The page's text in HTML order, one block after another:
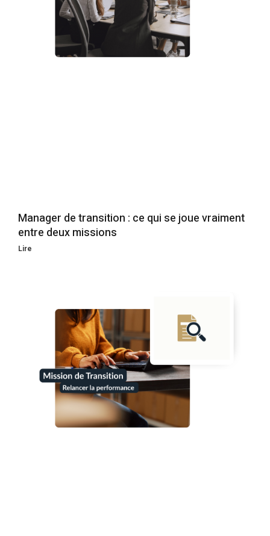
Manager de transition : ce qui se joue vraiment
entre deux missions
Lire